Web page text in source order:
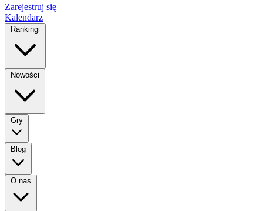
Zarejestruj się
Kalendarz
Rankingi
Nowości
Gry
Blog
O nas